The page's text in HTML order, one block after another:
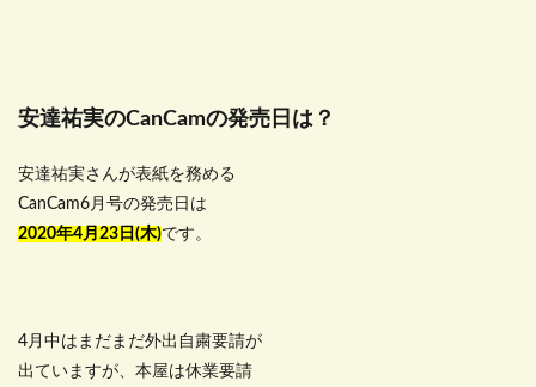
安達祐実のCanCamの発売日は？
安達祐実さんが表紙を務める
CanCam6月号の発売日は
2020年4月23日(木)です。
4月中はまだまだ外出自粛要請が
出ていますが、本屋は休業要請